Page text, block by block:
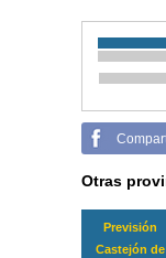
Otras
Previsión
Castejón de